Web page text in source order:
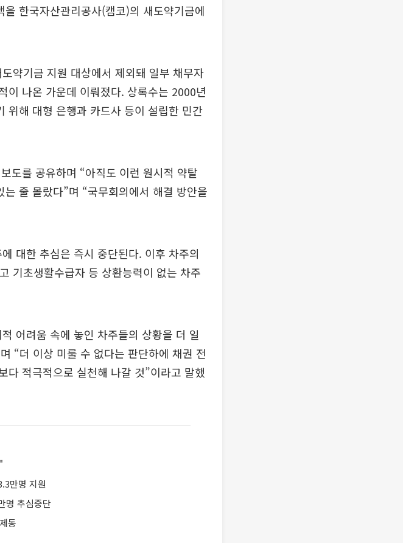
한국자산관리공사(캠코)의 새도약기금에
약기금 지원 대상에서 제외돼 일부 채무자
이 나온 가운데 이뤄졌다. 상록수는 2000년
위해 대형 은행과 카드사 등이 설립한 민간
도를 공유하며 “아직도 이런 원시적 약탈
줄 몰랐다”며 “국무회의에서 해결 방안을
대한 추심은 즉시 중단된다. 이후 차주의
기초생활수급자 등 상환능력이 없는 차주
어려움 속에 놓인 차주들의 상황을 더 일
“더 이상 미룰 수 없다는 판단하에 채권 전
다 적극적으로 실천해 나갈 것”이라고 말했
만명 지원
명 추심중단
동